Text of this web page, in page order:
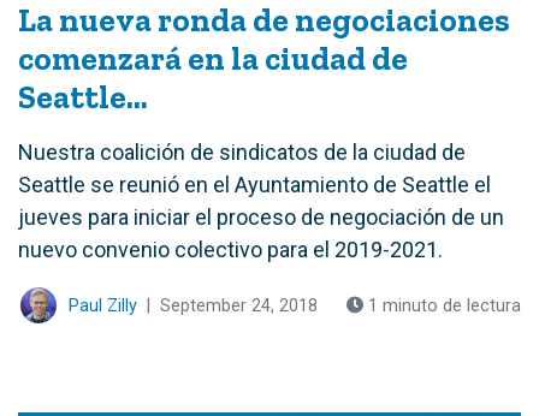
La nueva ronda de negociaciones
comenzará en la ciudad de
Seattle...
Nuestra coalición de sindicatos de la ciudad de
Seattle se reunió en el Ayuntamiento de Seattle el
jueves para iniciar el proceso de negociación de un
nuevo convenio colectivo para el 2019-2021.
Paul Zilly September 24, 2018 1 minuto de lectura